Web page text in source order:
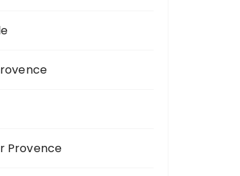
Provence